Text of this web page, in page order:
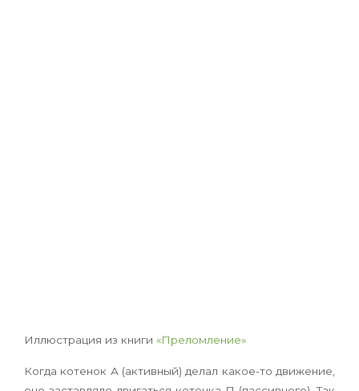
Иллюстрация из книги «Преломление»
Когда котенок А (активный) делал какое-то движение,